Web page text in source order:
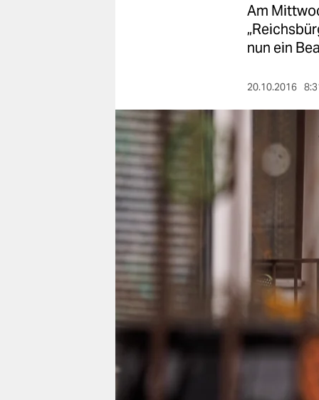
nord
wahrheit
verlag
verlag
veranstaltungen
shop
fragen & hilfe
unterstützen
Am
nun ein
20.10.2016